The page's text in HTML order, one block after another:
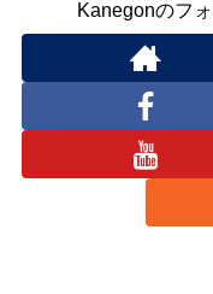
Kanegonのフ